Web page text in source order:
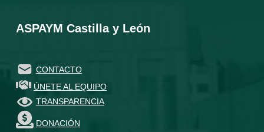
ASPAYM Castilla y León
CONTACTO
ÚNETE AL EQUIPO
TRANSPARENCIA
DONACIÓN